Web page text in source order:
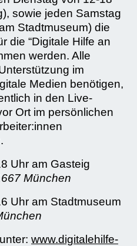
sowie jeden Samstag
Stadtmuseum) die
die “Digitale Hilfe an
werden. Alle
im
Medien benötigen,
in den Live-
Ort im persönlichen
Uhr am Gasteig
München
Uhr am Stadtmuseum
www.digitalehilfe-